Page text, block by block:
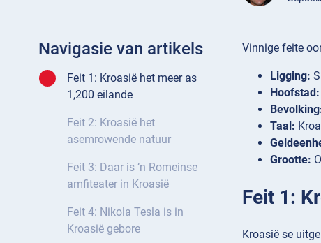
Navigasie van artikels
Feit 1: Kroasië het meer as
1,200 eilande
Feit 2: Kroasië het
asemrowende natuur
Feit 3: Daar is ‘n Romeinse
amfiteater in Kroasië
Feit 4: Nikola Tesla is in
Kroasië gebore
Vinnige feite
Ligging:
Hoofstad:
Taal:
Grootte:
Feit 1:
Kroasië se